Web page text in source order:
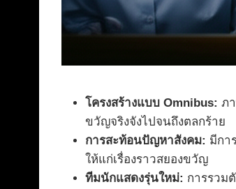
โครงสร้างแบบ Omnibus: ภ
ขวัญจริงจังไปจนถึงตลกร้าย
การสะท้อนปัญหาสังคม: มีกา
ให้แก่เรื่องราวสยองขวัญ
ทีมนักแสดงรุ่นใหม่: การรวม